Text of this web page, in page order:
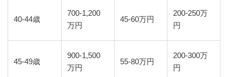
40-44歳
700-1,200
万円
45-60万円
200-250万
円
45-49歳
900-1,500
万円
55-80万円
200-300万
円